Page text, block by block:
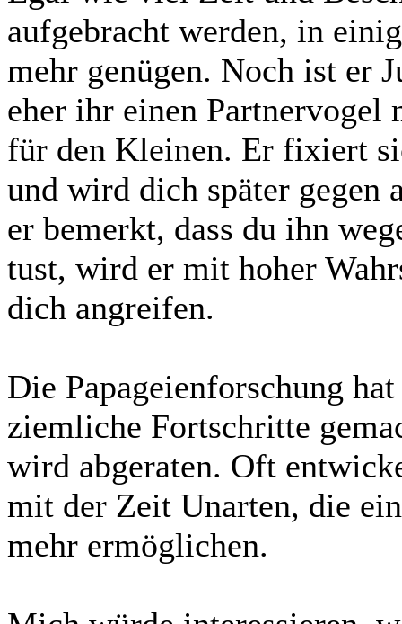
aufgebracht werden, in
mehr genügen. Noch ist er
eher ihr einen Partnervogel
für den Kleinen. Er fixiert
und wird dich später gegen
er bemerkt, dass du ihn
tust, wird er mit hoher
dich angreifen.
Die Papageienforschung
ziemliche Fortschritte
wird abgeraten. Oft
mit der Zeit Unarten, die
mehr ermöglichen.